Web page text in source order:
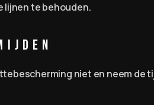
lijnen te behouden.
niet en neem de